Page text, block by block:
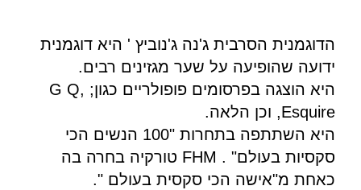
הדוגמנית הסרבית ג'נה ג'נוביץ ' היא דוגמנית
ידועה שהופיעה על שער מגזינים רבים.
היא הוצגה בפרסומים פופולריים כגון; G Q,
Esquire, וכן הלאה.
היא השתתפה בתחרות "100 הנשים הכי
סקסיות בעולם" . FHM טורקיה בחרה בה
כאחת מ"אישה הכי סקסית בעולם ".